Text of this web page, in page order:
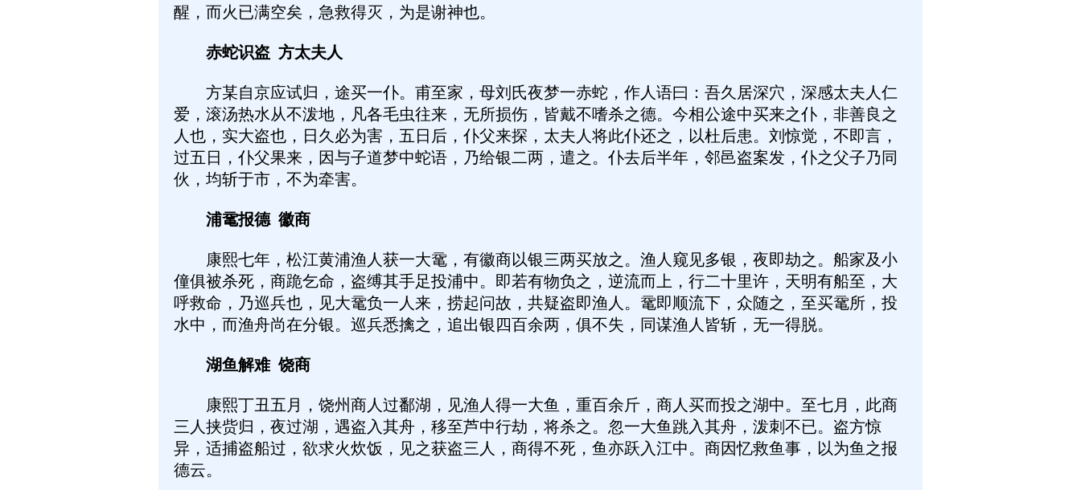
醒，而火已满空矣，急救得灭，为是谢神也。
赤蛇识盗 方太夫人
方某自京应试归，途买一仆。甫至家，母刘氏夜梦一赤蛇，作人语曰：吾久居深穴，深感太夫人仁
爱，滚汤热水从不泼地，凡各毛虫往来，无所损伤，皆戴不嗜杀之德。今相公途中买来之仆，非善良之
人也，实大盗也，日久必为害，五日后，仆父来探，太夫人将此仆还之，以杜后患。刘惊觉，不即言，
过五日，仆父果来，因与子道梦中蛇语，乃给银二两，遣之。仆去后半年，邻邑盗案发，仆之父子乃同
伙，均斩于市，不为牵害。
浦鼋报德 徽商
康熙七年，松江黄浦渔人获一大鼋，有徽商以银三两买放之。渔人窥见多银，夜即劫之。船家及小
僮俱被杀死，商跪乞命，盗缚其手足投浦中。即若有物负之，逆流而上，行二十里许，天明有船至，大
呼救命，乃巡兵也，见大鼋负一人来，捞起问故，共疑盗即渔人。鼋即顺流下，众随之，至买鼋所，投
水中，而渔舟尚在分银。巡兵悉擒之，追出银四百余两，俱不失，同谋渔人皆斩，无一得脱。
湖鱼解难 饶商
康熙丁丑五月，饶州商人过鄱湖，见渔人得一大鱼，重百余斤，商人买而投之湖中。至七月，此商
三人挟赀归，夜过湖，遇盗入其舟，移至芦中行劫，将杀之。忽一大鱼跳入其舟，泼刺不已。盗方惊
异，适捕盗船过，欲求火炊饭，见之获盗三人，商得不死，鱼亦跃入江中。商因忆救鱼事，以为鱼之报
德云。